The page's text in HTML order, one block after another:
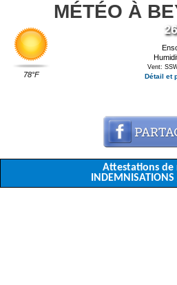
MÉTÉO À
78°F
Vent:
Détail et
Attestations de